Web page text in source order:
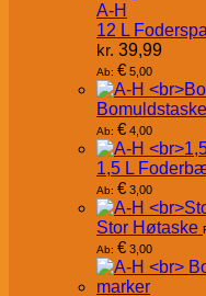
A-H
12 L
kr. 39,99
Ab: € 5,00
Bomuldstaske
Ab: € 4,00
1,5 L
Ab: € 3,00
Stor Høtaske
Ab: € 3,00